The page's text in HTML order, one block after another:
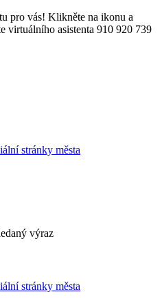
pro vás! Klikněte na ikonu a
virtuálního asistenta 910 920 739
stránky města
výraz
stránky města